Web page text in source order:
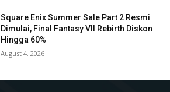
Square Enix Summer Sale Part 2 Resmi
Dimulai, Final Fantasy VII Rebirth Diskon
Hingga 60%
August 4, 2026